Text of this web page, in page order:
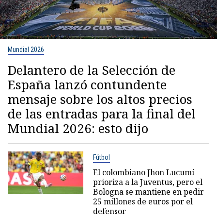
Mundial 2026
Delantero de la Selección de
España lanzó contundente
mensaje sobre los altos precios
de las entradas para la final del
Mundial 2026: esto dijo
Fútbol
El colombiano Jhon Lucumí
prioriza a la Juventus, pero el
Bologna se mantiene en pedir
25 millones de euros por el
defensor